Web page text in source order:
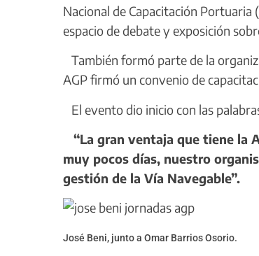
Nacional de Capacitación Portuaria
espacio de debate y exposición
También formó parte de la
AGP firmó un convenio de
El evento dio inicio con las
“La gran ventaja que tiene la
muy pocos días, nuestro
gestión de la Vía Navegable”.
José Beni, junto a Omar Barrios Osorio.